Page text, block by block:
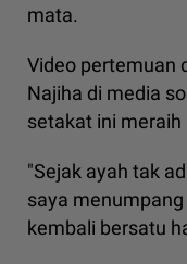
mata.
Video pertemuan
Najiha di media
setakat ini
"Sejak ayah tak
saya
kembali bersatu